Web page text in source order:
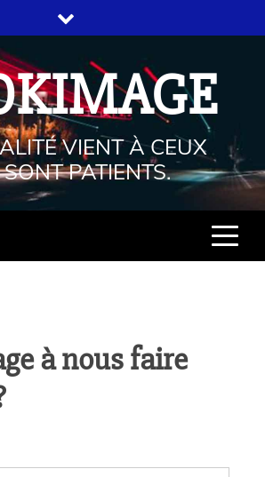
VIENT À CEUX
PATIENTS.
à nous faire